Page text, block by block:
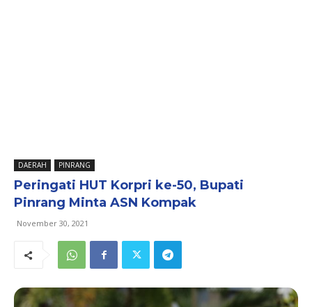
DAERAH PINRANG
Peringati HUT Korpri ke-50, Bupati
Pinrang Minta ASN Kompak
November 30, 2021